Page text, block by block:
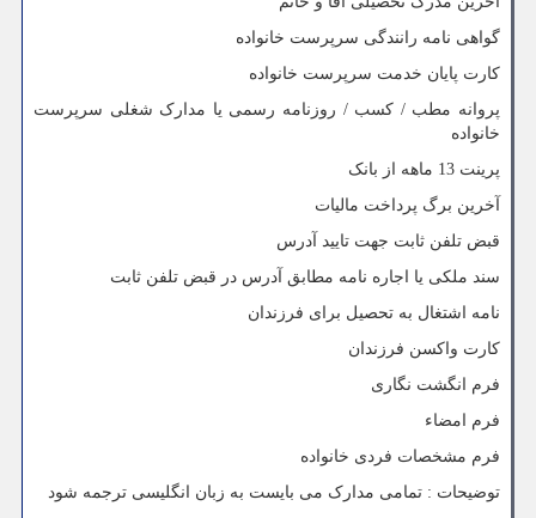
گواهی نامه رانندگی سرپرست خانواده
کارت پایان خدمت سرپرست خانواده
پروانه مطب / کسب / روزنامه رسمی یا مدارک شغلی سرپرست
خانواده
پرینت 13 ماهه از بانک
آخرین برگ پرداخت مالیات
قبض تلفن ثابت جهت تایید آدرس
سند ملکی یا اجاره نامه مطابق آدرس در قبض تلفن ثابت
نامه اشتغال به تحصیل برای فرزندان
کارت واکسن فرزندان
فرم انگشت نگاری
فرم امضاء
فرم مشخصات فردی خانواده
توضیحات : تمامی مدارک می بایست به زبان انگلیسی ترجمه شود